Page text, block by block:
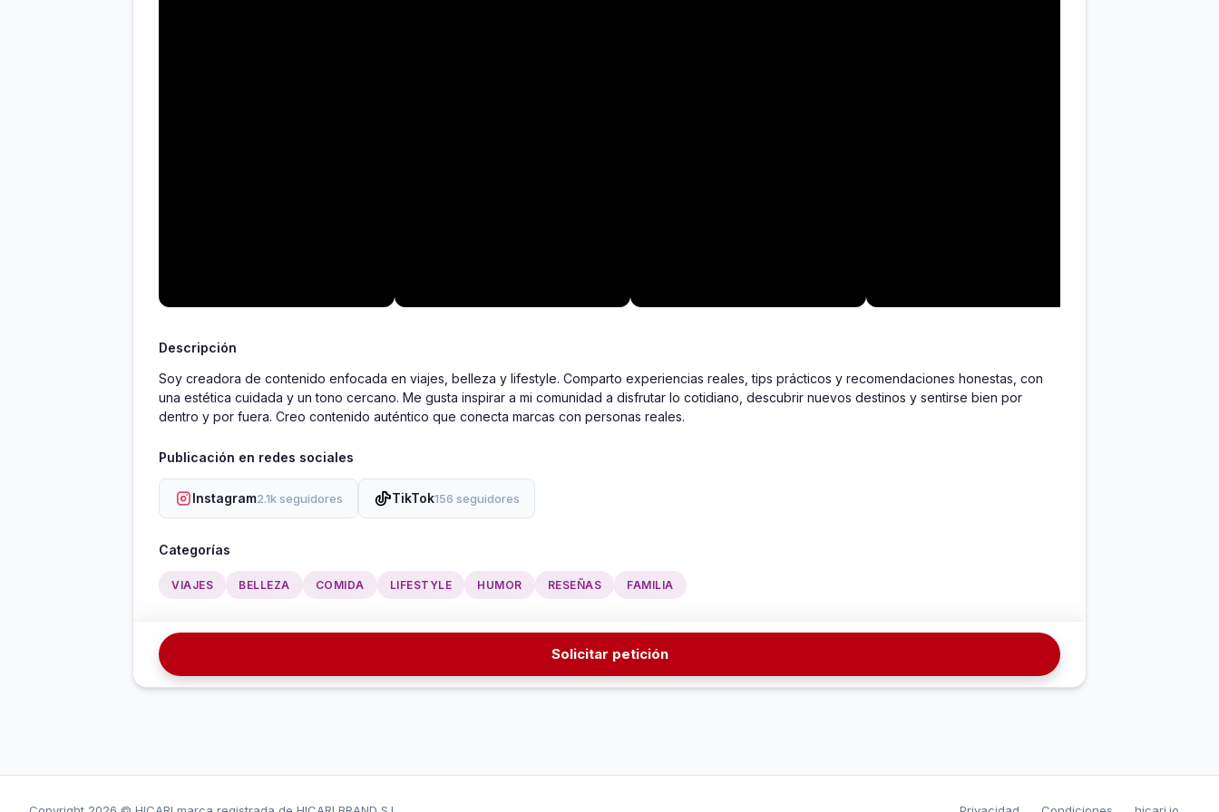
Descripción
Soy creadora de contenido enfocada en viajes, belleza y lifestyle. Comparto experiencias reales, tips prácticos y recomendaciones honestas, con
una estética cuidada y un tono cercano. Me gusta inspirar a mi comunidad a disfrutar lo cotidiano, descubrir nuevos destinos y sentirse bien por
dentro y por fuera. Creo contenido auténtico que conecta marcas con personas reales.
Publicación en redes sociales
Instagram2.1k seguidores TikTok156 seguidores
Categorías
VIAJES BELLEZA COMIDA LIFESTYLE HUMOR RESEÑAS FAMILIA
Solicitar petición